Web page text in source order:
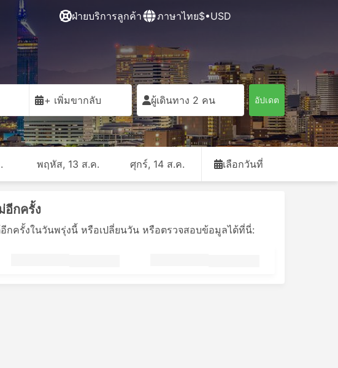
ฝ่ายบริการลูกค้า ภาษาไทย$•USD
+ เพิ่มขากลับ ผู้เดินทาง 2 คน อัปเดต
พฤหัส, 13 ส.ค. ศุกร์, 14 ส.ค. เลือกวันที่
อีกครั้ง
ครั้งในวันพรุ่งนี้ หรือเปลี่ยนวัน หรือตรวจสอบข้อมูลได้ที่นี่: